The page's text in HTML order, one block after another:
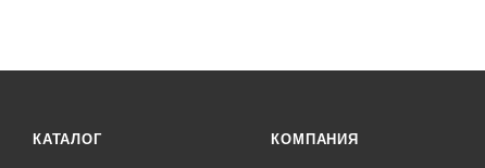
КАТАЛОГ КОМПАНИЯ